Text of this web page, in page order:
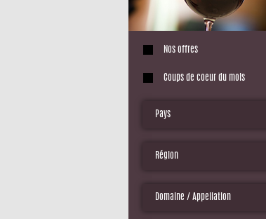
Nos offres
Coups de coeur du mois
Pays
Région
Domaine / Appellation